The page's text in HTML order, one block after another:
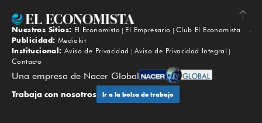
Subir
Nuestros Sitios: El Economista El Empresario
Club El Economista
Publicidad: Mediakit
Institucional: Aviso de Privacidad
Aviso de Privacidad Integral
Contacto
Una empresa de Nacer Global
Trabaja con nosotros Ir a la bolsa de trabajo